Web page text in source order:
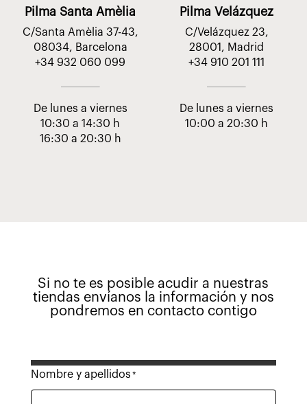
Pilma Santa Amèlia
C/Santa Amèlia 37-43,
08034, Barcelona
+34 932 060 099
De lunes a viernes
10:30 a 14:30 h
16:30 a 20:30 h
Pilma Velázquez
C/Velázquez 23,
28001, Madrid
+34 910 201 111
De lunes a viernes
10:00 a 20:30 h
Si no te es posible acudir a nuestras
tiendas envíanos la información y nos
pondremos en contacto contigo
Nombre y apellidos *